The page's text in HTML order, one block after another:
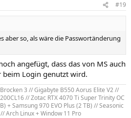
#19
aber so, als wäre die Passwortänderung
angefügt, dass das von MS auch
beim Login genutzt wird.
3 // Gigabyte B550 Aorus Elite V2 //
// Zotac RTX 4070 Ti Super Trinity OC
+ Samsung 970 EVO Plus (2 TB) // Seasonic
Arch Linux + Window 11 Pro​